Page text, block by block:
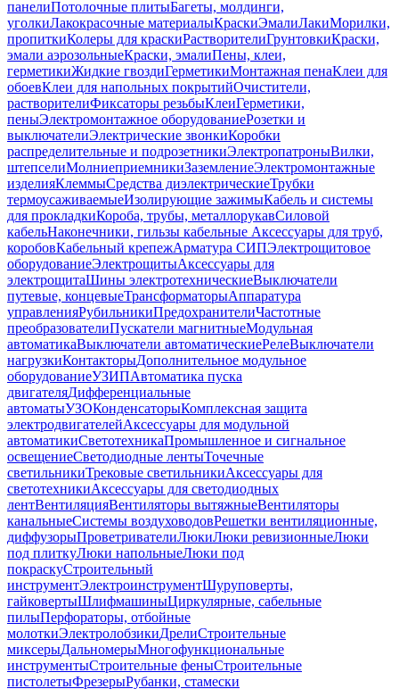
панелиПотолочные плитыБагеты, молдинги,
уголкиЛакокрасочные материалыКраскиЭмалиЛакиМорилки,
пропиткиКолеры для краскиРастворителиГрунтовкиКраски,
эмали аэрозольныеКраски, эмалиПены, клеи,
герметикиЖидкие гвоздиГерметикиМонтажная пенаКлеи для
обоевКлеи для напольных покрытийОчистители,
растворителиФиксаторы резьбыКлеиГерметики,
пеныЭлектромонтажное оборудованиеРозетки и
выключателиЭлектрические звонкиКоробки
распределительные и подрозетникиЭлектропатроныВилки,
штепселиМолниеприемникиЗаземлениеЭлектромонтажные
изделияКлеммыСредства диэлектрическиеТрубки
термоусаживаемыеИзолирующие зажимыКабель и системы
для прокладкиКороба, трубы, металлорукавСиловой
кабельНаконечники, гильзы кабельные Аксессуары для труб,
коробовКабельный крепежАрматура СИПЭлектрощитовое
оборудованиеЭлектрощитыАксессуары для
электрощитаШины электротехническиеВыключатели
путевые, концевыеТрансформаторыАппаратура
управленияРубильникиПредохранителиЧастотные
преобразователиПускатели магнитныеМодульная
автоматикаВыключатели автоматическиеРелеВыключатели
нагрузкиКонтакторыДополнительное модульное
оборудованиеУЗИПАвтоматика пуска
двигателяДифференциальные
автоматыУЗОКонденсаторыКомплексная защита
электродвигателейАксессуары для модульной
автоматикиСветотехникаПромышленное и сигнальное
освещениеСветодиодные лентыТочечные
светильникиТрековые светильникиАксессуары для
светотехникиАксессуары для светодиодных
лентВентиляцияВентиляторы вытяжныеВентиляторы
канальныеСистемы воздуховодовРешетки вентиляционные,
диффузорыПроветривателиЛюкиЛюки ревизионныеЛюки
под плиткуЛюки напольныеЛюки под
покраскуСтроительный
инструментЭлектроинструментШуруповерты,
гайковертыШлифмашиныЦиркулярные, сабельные
пилыПерфораторы, отбойные
молоткиЭлектролобзикиДрелиСтроительные
миксерыДальномерыМногофункциональные
инструментыСтроительные феныСтроительные
пистолетыФрезерыРубанки, стамески